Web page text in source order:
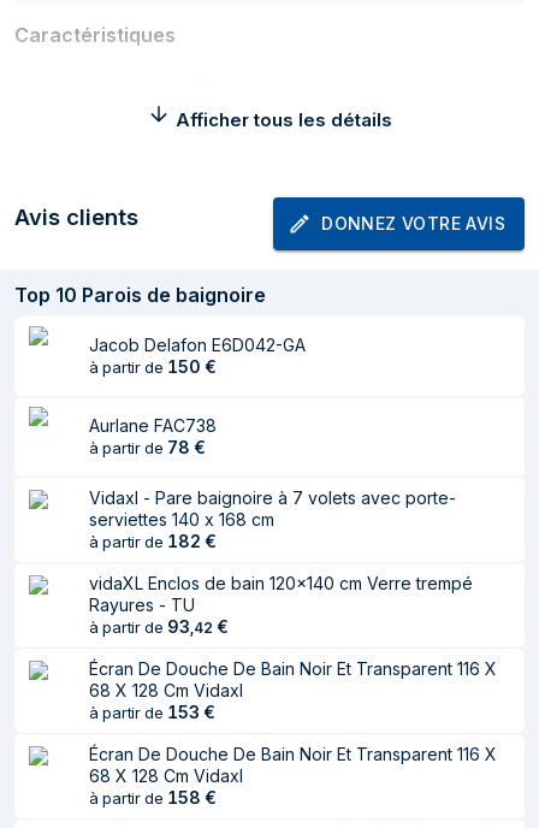
Caractéristiques
garantie
Afficher tous les détails
Avis clients DONNEZ VOTRE AVIS
Top 10 Parois de baignoire
Jacob Delafon E6D042-GA
à partir de 150 €
Aurlane FAC738
à partir de 78 €
Vidaxl - Pare baignoire à 7 volets avec porte-
serviettes 140 x 168 cm
à partir de 182 €
vidaXL Enclos de bain 120x140 cm Verre trempé
Rayures - TU
à partir de 93,42 €
Écran De Douche De Bain Noir Et Transparent 116 X
68 X 128 Cm Vidaxl
à partir de 153 €
Écran De Douche De Bain Noir Et Transparent 116 X
68 X 128 Cm Vidaxl
à partir de 158 €